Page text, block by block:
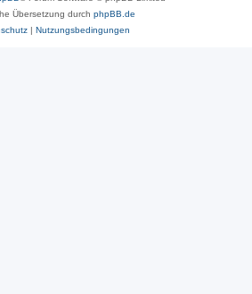
Übersetzung durch phpBB.de
| Nutzungsbedingungen